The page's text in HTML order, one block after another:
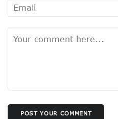
POST YOUR COMMENT